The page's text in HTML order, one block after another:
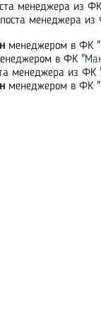
менеджера из
менеджера
менеджером в ФК "
в ФК "
менеджера из ФК
менеджером в ФК "